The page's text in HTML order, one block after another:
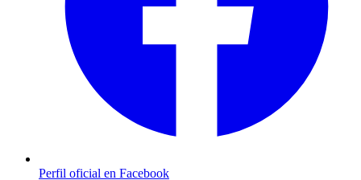
Perfil oficial en Facebook